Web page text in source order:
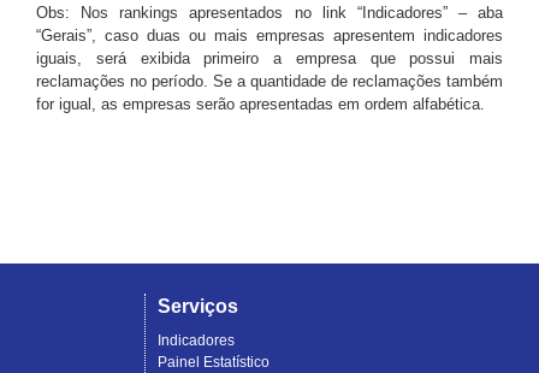
Obs: Nos rankings apresentados no link “Indicadores” – aba
“Gerais”, caso duas ou mais empresas apresentem indicadores
iguais, será exibida primeiro a empresa que possui mais
reclamações no período. Se a quantidade de reclamações também
for igual, as empresas serão apresentadas em ordem alfabética.
Serviços
Indicadores
Painel Estatístico